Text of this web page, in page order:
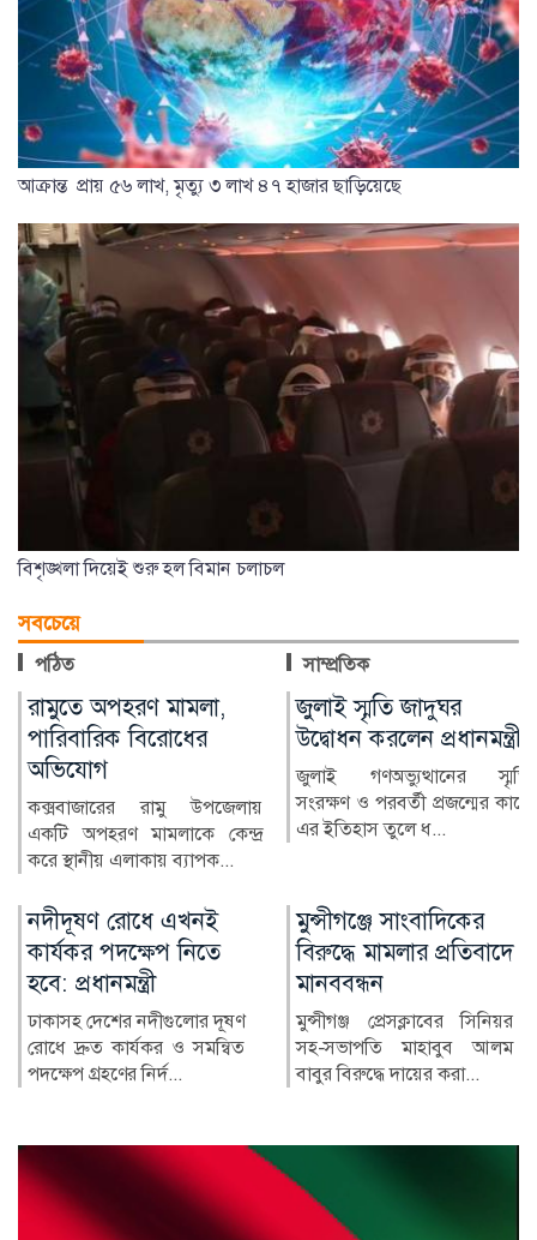
আক্রান্ত প্রায় ৫৬ লাখ, মৃত্যু ৩ লাখ ৪৭ হাজার ছাড়িয়েছে
বিশৃঙ্খলা দিয়েই শুরু হল বিমান চলাচল
সবচেয়ে
পঠিত সাম্প্রতিক
জুলাই স্মৃতি জাদুঘর
উদ্বোধন করলেন প্রধানমন্ত্রী
জুলাই গণঅভ্যুত্থানের স্মৃতি
সংরক্ষণ ও পরবর্তী প্রজন্মের কাছে
এর ইতিহাস তুলে ধ...
আল-আকসা দখলের পথে
ইসরাইল
জেরুজালেমের পবিত্র আল-আকসা
মসজিদ ও ডোম অব দ্য রক ঘিরে
পরিস্থিতি উত্তপ্ত হয়ে উ...
মুন্সীগঞ্জে সাংবাদিকের
বিরুদ্ধে মামলার প্রতিবাদে
মানববন্ধন
মুন্সীগঞ্জ প্রেসক্লাবের সিনিয়র
সহ-সভাপতি মাহাবুব আলম
বাবুর বিরুদ্ধে দায়ের করা...
নিরাপদ অভিবাসনে
প্রতারণার ঝুঁকি কমে:
জেলা প্রশাসক নুরমহল
আশরাফী
নিরাপদ, নিয়মিত ও বিধিসম্মত
অভিবাসনের মাধ্যমে